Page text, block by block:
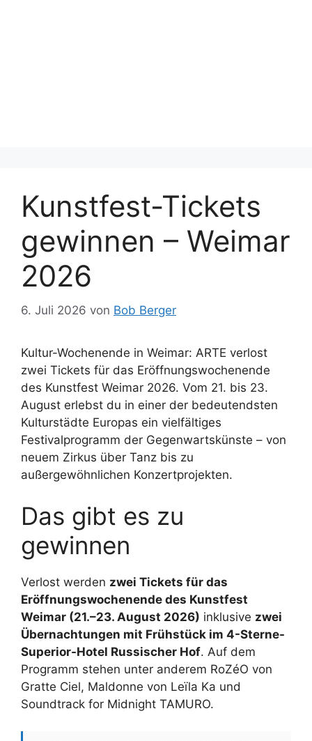
Kunstfest-Tickets
gewinnen – Weimar
2026
6. Juli 2026 von Bob Berger
Kultur-Wochenende in Weimar: ARTE verlost
zwei Tickets für das Eröffnungswochenende
des Kunstfest Weimar 2026. Vom 21. bis 23.
August erlebst du in einer der bedeutendsten
Kulturstädte Europas ein vielfältiges
Festivalprogramm der Gegenwartskünste – von
neuem Zirkus über Tanz bis zu
außergewöhnlichen Konzertprojekten.
Das gibt es zu
gewinnen
Verlost werden zwei Tickets für das
Eröffnungswochenende des Kunstfest
Weimar (21.–23. August 2026) inklusive zwei
Übernachtungen mit Frühstück im 4-Sterne-
Superior-Hotel Russischer Hof. Auf dem
Programm stehen unter anderem RoZéO von
Gratte Ciel, Maldonne von Leïla Ka und
Soundtrack for Midnight TAMURO.